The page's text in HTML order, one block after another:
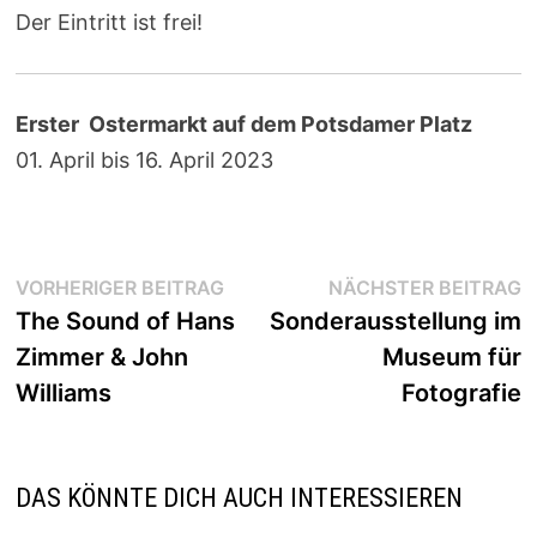
Der Eintritt ist frei!
Erster Ostermarkt auf dem Potsdamer Platz
01. April bis 16. April 2023
Beitragsnavigation
VORHERIGER BEITRAGVorheriger
Beitrag:
The Sound of Hans
Zimmer & John
Williams
NÄCHSTER BEITRAG
Sonderausstellung im
Museum für
Fotografie
DAS KÖNNTE DICH AUCH INTERESSIEREN